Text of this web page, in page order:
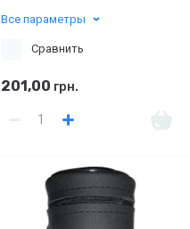
Все параметры
Сравнить
201,00 грн.